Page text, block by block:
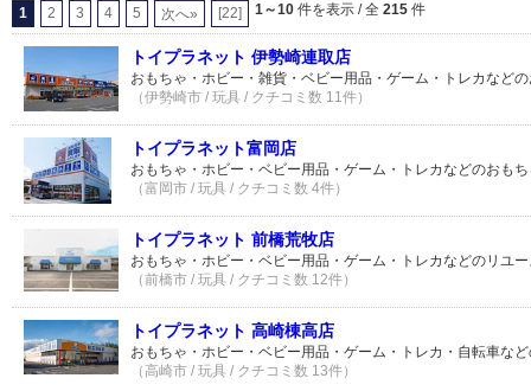
1 2 3 4 5 次へ» [22] 1～10 件を表示 / 全 215 件
トイプラネット 伊勢崎連取店
おもちゃ・ホビー・雑貨・ベビー用品・ゲーム・トレカなど
（伊勢崎市 / 玩具 / クチコミ数 11件）
トイプラネット富岡店
おもちゃ・ホビー・ベビー用品・ゲーム・トレカなどのおも
（富岡市 / 玩具 / クチコミ数 4件）
トイプラネット 前橋荒牧店
おもちゃ・ホビー・ベビー用品・ゲーム・トレカなどのリユ
（前橋市 / 玩具 / クチコミ数 12件）
トイプラネット 高崎棟高店
おもちゃ・ホビー・ベビー用品・ゲーム・トレカ・自転車な
（高崎市 / 玩具 / クチコミ数 13件）